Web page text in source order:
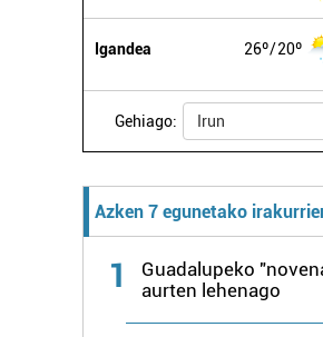
Igandea 26º 20º
Gehiago: Irun
Azken 7 egunetako
1
Guadalupeko
aurten lehenago